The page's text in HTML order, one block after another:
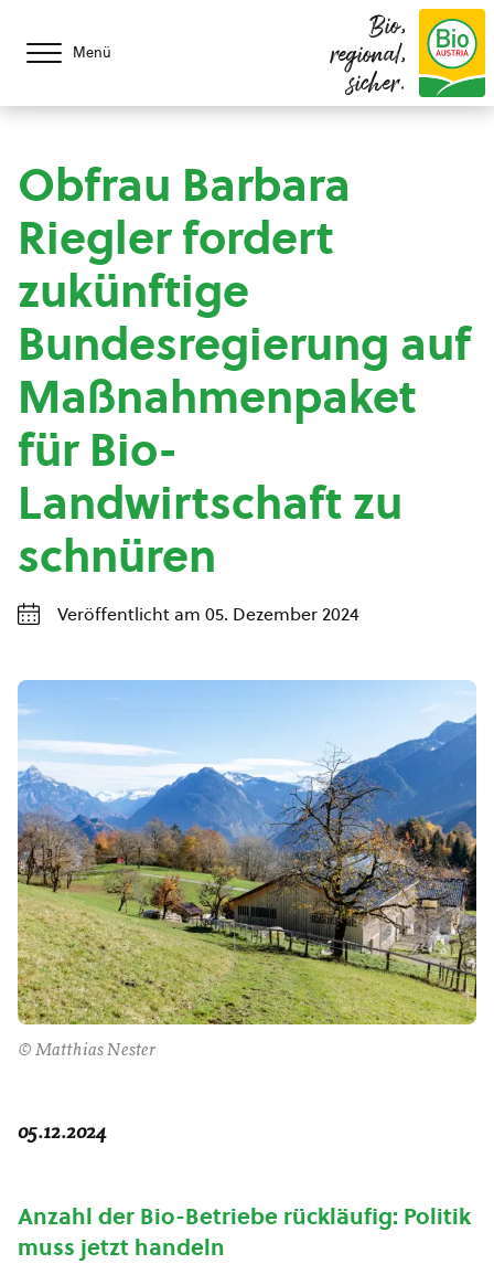
Menü
Bio,
regional,
sicher.
Obfrau Barbara
Riegler fordert
zukünftige
Bundesregierung auf
Maßnahmenpaket
für Bio-
Landwirtschaft zu
schnüren
Veröffentlicht am 05. Dezember 2024
© Matthias Nester
05.12.2024
Anzahl der Bio-Betriebe rückläufig: Politik
muss jetzt handeln